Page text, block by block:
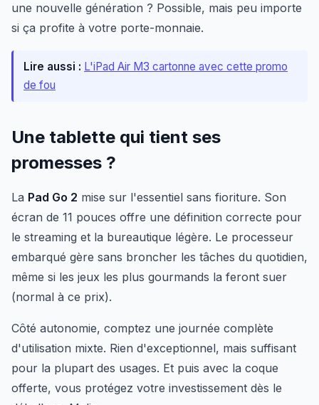
une nouvelle génération ? Possible, mais peu importe
si ça profite à votre porte-monnaie.
Lire aussi : L'iPad Air M3 cartonne avec cette promo
de fou
Une tablette qui tient ses
promesses ?
La Pad Go 2 mise sur l'essentiel sans fioriture. Son
écran de 11 pouces offre une définition correcte pour
le streaming et la bureautique légère. Le processeur
embarqué gère sans broncher les tâches du quotidien,
même si les jeux les plus gourmands la feront suer
(normal à ce prix).
Côté autonomie, comptez une journée complète
d'utilisation mixte. Rien d'exceptionnel, mais suffisant
pour la plupart des usages. Et puis avec la coque
offerte, vous protégez votre investissement dès le